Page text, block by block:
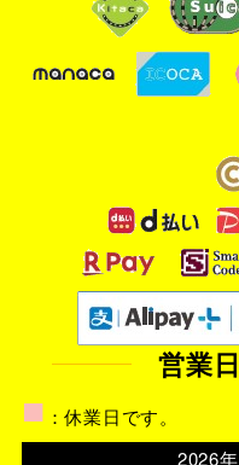
営業
■ ：休業日です。
2026